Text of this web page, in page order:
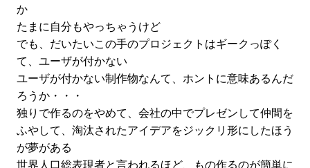
か
たまに自分もやっちゃうけど
でも、だいたいこの手のプロジェクトはギークっぽく
て、ユーザが付かない
ユーザが付かない制作物なんて、ホントに意味あるんだ
ろうか・・・
独りで作るのをやめて、会社の中でプレゼンして仲間を
ふやして、淘汰されたアイデアをジックリ形にしたほう
が夢がある
世界人口総表現者と言われるほど、もの作るのが簡単に